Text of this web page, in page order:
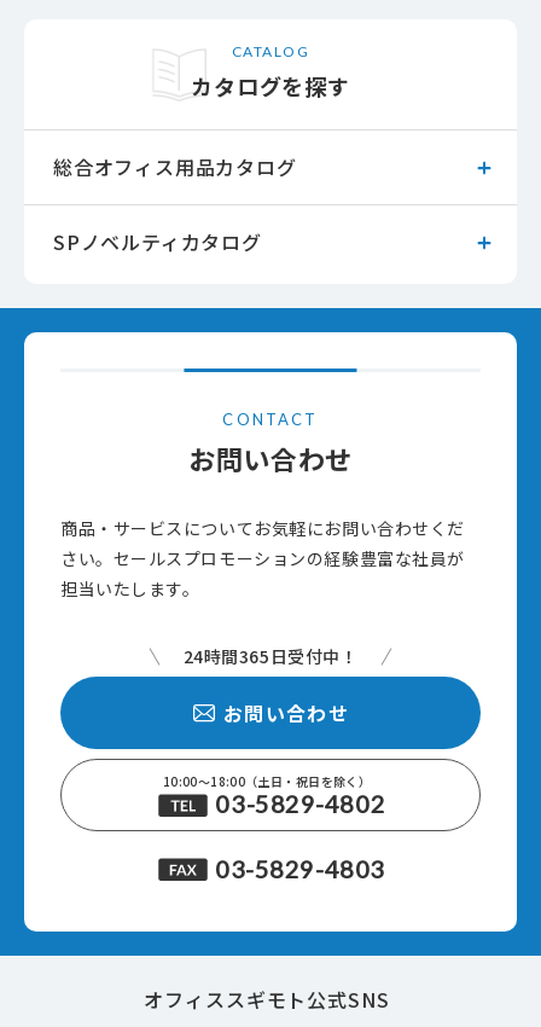
カタログを探す
CATALOG
総合オフィス用品カタログ
SPノベルティカタログ
お問い合わせ
CONTACT
商品・サービスについてお気軽にお問い合わせくだ
さい。セールスプロモーションの経験豊富な社員が
担当いたします。
24時間365日受付中！
お問い合わせ
10:00～18:00（土日・祝日を除く）
03-5829-4802
03-5829-4803
オフィススギモト公式SNS